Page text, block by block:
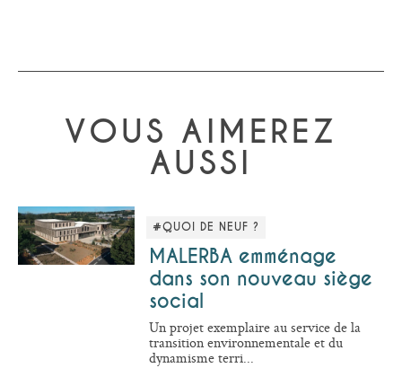
VOUS AIMEREZ
AUSSI
#QUOI DE NEUF ?
MALERBA emménage
dans son nouveau siège
social
Un projet exemplaire au service de la
transition environnementale et du
dynamisme terri...